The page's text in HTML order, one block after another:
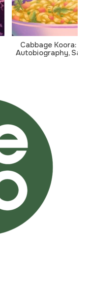
Cabbage Koora: A
Autobiography,